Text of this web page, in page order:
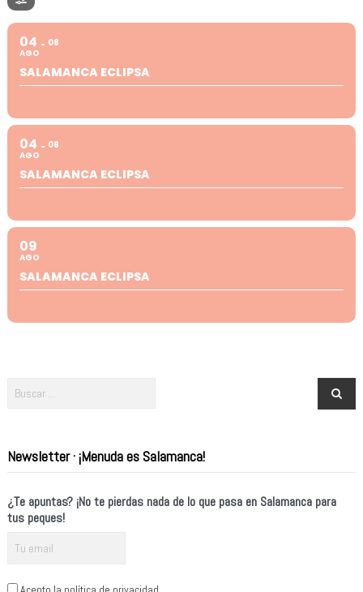
04
AGO
08
SALAMANCA ECLIPSA
04
AGO
08
SALAMANCA ECLIPSA
09
AGO
SALAMANCA ECLIPSA
Newsletter · ¡Menuda es Salamanca!
¿Te apuntas? ¡No te pierdas nada de lo que pasa en Salamanca para
tus peques!